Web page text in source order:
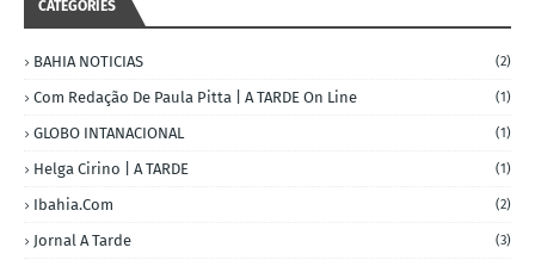
CATEGORIES
BAHIA NOTICIAS (2)
Com Redação De Paula Pitta | A TARDE On Line (1)
GLOBO INTANACIONAL (1)
Helga Cirino | A TARDE (1)
Ibahia.com (2)
Jornal A Tarde (3)